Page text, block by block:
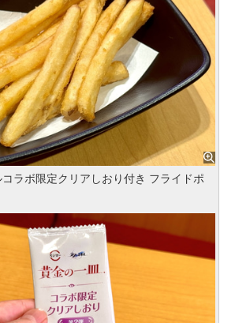
ラボ限定クリアしおり付き フライドポ